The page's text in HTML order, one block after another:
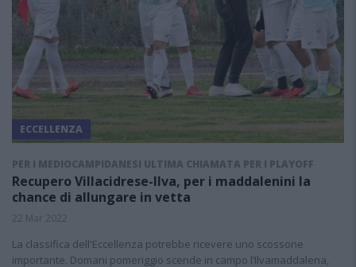
ECCELLENZA
PER I MEDIOCAMPIDANESI ULTIMA CHIAMATA PER I PLAYOFF
Recupero Villacidrese-Ilva, per i maddalenini la
chance di allungare in vetta
22 Mar 2022
La classifica dell'Eccellenza potrebbe ricevere uno scossone
importante. Domani pomeriggio scende in campo l’Ilvamaddalena,